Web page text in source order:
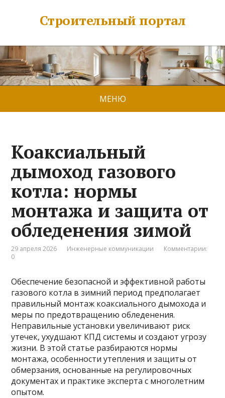
Строительный портал
МЕНЮ
Коаксиальный
дымоход газового
котла: нормы
монтажа и защита от
обледенения зимой
29 апреля 2026 Инженерные коммуникации
Комментарии:
0
Обеспечение безопасной и эффективной работы
газового котла в зимний период предполагает
правильный монтаж коаксиального дымохода и
меры по предотвращению обледенения.
Неправильные установки увеличивают риск
утечек, ухудшают КПД системы и создают угрозу
жизни. В этой статье разбираются нормы
монтажа, особенности утепления и защиты от
обмерзания, основанные на регулировочных
документах и практике эксперта с многолетним
опытом.